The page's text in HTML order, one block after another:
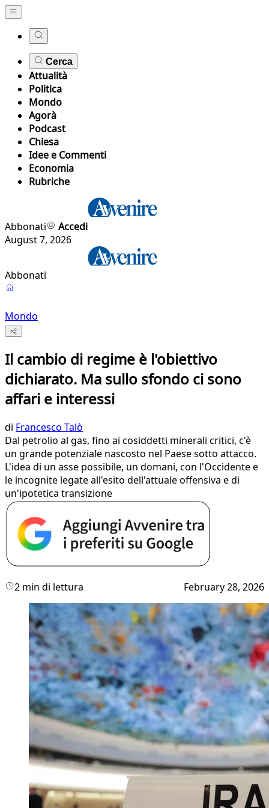
Cerca
Attualità
Politica
Mondo
Agorà
Podcast
Chiesa
Idee e Commenti
Economia
Rubriche
Abbonati
Accedi
August 7, 2026
Abbonati
Mondo
Il cambio di regime è l'obiettivo
dichiarato. Ma sullo sfondo ci sono
affari e interessi
di Francesco Talò
Dal petrolio al gas, fino ai cosiddetti minerali critici, c'è
un grande potenziale nascosto nel Paese sotto attacco.
L'idea di un asse possibile, un domani, con l'Occidente e
le incognite legate all'esito dell'attuale offensiva e di
un'ipotetica transizione
2 min di lettura February 28, 2026